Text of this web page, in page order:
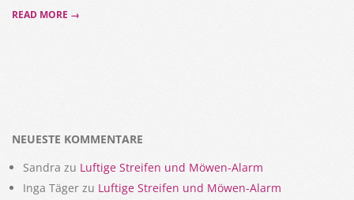
READ MORE →
NEUESTE KOMMENTARE
Sandra zu Luftige Streifen und Möwen-Alarm
Inga Täger zu Luftige Streifen und Möwen-Alarm